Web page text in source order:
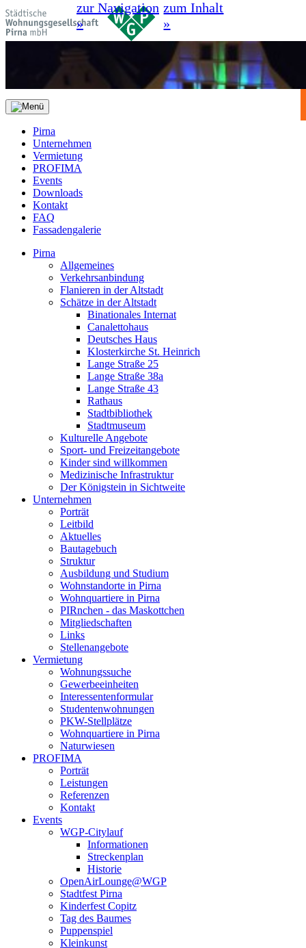
zur Navigation
»
zum Inhalt
»
Pirna
Unternehmen
Vermietung
PROFIMA
Events
Downloads
Kontakt
FAQ
Fassadengalerie
Pirna
Allgemeines
Verkehrsanbindung
Flanieren in der Altstadt
Schätze in der Altstadt
Binationales Internat
Canalettohaus
Deutsches Haus
Klosterkirche St. Heinrich
Lange Straße 25
Lange Straße 38a
Lange Straße 43
Rathaus
Stadtbibliothek
Stadtmuseum
Kulturelle Angebote
Sport- und Freizeitangebote
Kinder sind willkommen
Medizinische Infrastruktur
Der Königstein in Sichtweite
Unternehmen
Porträt
Leitbild
Aktuelles
Bautagebuch
Struktur
Ausbildung und Studium
Wohnstandorte in Pirna
Wohnquartiere in Pirna
PIRnchen - das Maskottchen
Mitgliedschaften
Links
Stellenangebote
Vermietung
Wohnungssuche
Gewerbeeinheiten
Interessentenformular
Studentenwohnungen
PKW-Stellplätze
Wohnquartiere in Pirna
Naturwiesen
PROFIMA
Porträt
Leistungen
Referenzen
Kontakt
Events
WGP-Citylauf
Informationen
Streckenplan
Historie
OpenAirLounge@WGP
Stadtfest Pirna
Kinderfest Copitz
Tag des Baumes
Puppenspiel
Kleinkunst